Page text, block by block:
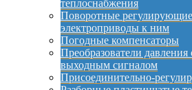
теплоснабжения
Поворотные
электроприводы к ним
Погодные компенсаторы
Преобразователи
выходным сигналом
Присоединительно-